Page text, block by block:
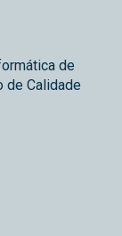
de
de Calidade